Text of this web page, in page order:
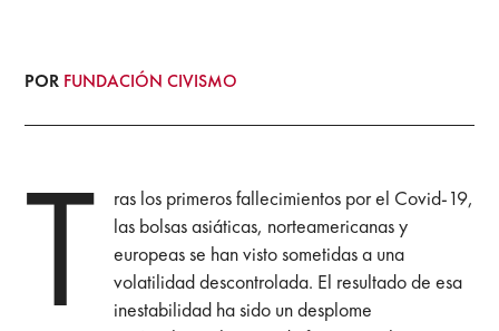
POR FUNDACIÓN CIVISMO
T
ras los primeros fallecimientos por el Covid-19,
las bolsas asiáticas, norteamericanas y
europeas se han visto sometidas a una
volatilidad descontrolada. El resultado de esa
inestabilidad ha sido un desplome